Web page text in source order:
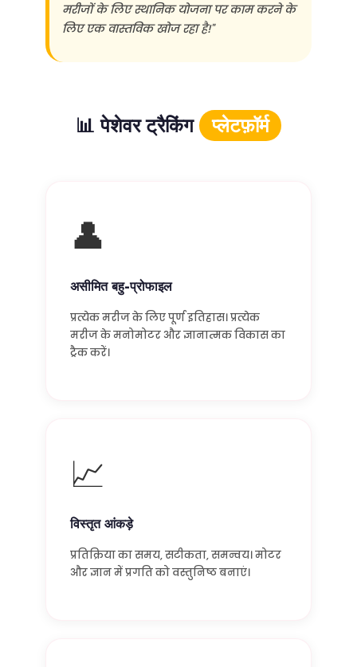
मरीजों के लिए स्थानिक योजना पर काम करने के
लिए एक वास्तविक खोज रहा है!"
📊 पेशेवर ट्रैकिंग प्लेटफ़ॉर्म
👤
असीमित बहु-प्रोफाइल
प्रत्येक मरीज के लिए पूर्ण इतिहास। प्रत्येक
मरीज के मनोमोटर और ज्ञानात्मक विकास का
ट्रैक करें।
📈
विस्तृत आंकड़े
प्रतिक्रिया का समय, सटीकता, समन्वय। मोटर
और ज्ञान में प्रगति को वस्तुनिष्ठ बनाएं।